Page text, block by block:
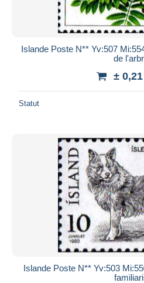
Islande Poste N** Yv:507
de
±
Statut
Islande Poste N** Yv:503